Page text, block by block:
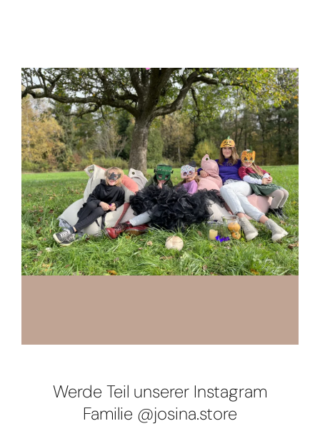
Werde Teil unserer Instagram
Familie @josina.store